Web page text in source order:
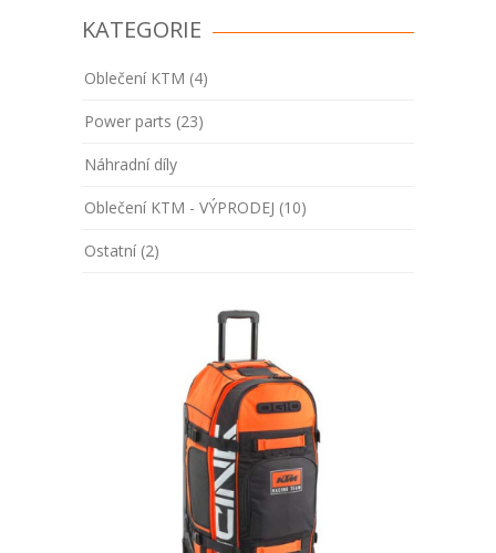
KATEGORIE
Oblečení KTM (4)
Power parts (23)
Náhradní díly
Oblečení KTM - VÝPRODEJ (10)
Ostatní (2)